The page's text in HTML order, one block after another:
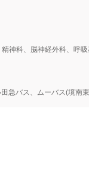
バス、ムーバス(境南